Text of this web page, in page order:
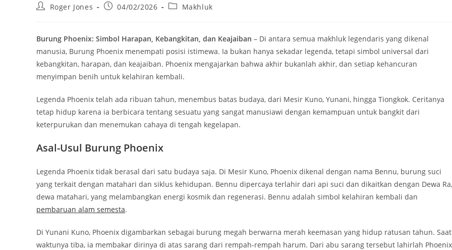
PostRoger Jones
Post04/02/2026
PostMakhluk
Burung Phoenix: Simbol Harapan, Kebangkitan, dan Keajaiban – Di antara semua makhluk legendaris yang dikenal
manusia, Burung Phoenix menempati posisi istimewa. Ia bukan hanya sekadar legenda, tetapi simbol universal dari
kebangkitan, harapan, dan keajaiban. Phoenix mengajarkan bahwa akhir bukanlah akhir, dan setiap kehancuran
menyimpan benih untuk kelahiran kembali.
Legenda Phoenix telah ada ribuan tahun, menembus batas budaya, dari Mesir Kuno, Yunani, hingga Tiongkok. Ceritanya
tetap hidup karena ia berbicara tentang sesuatu yang sangat manusiawi dengan kemampuan untuk bangkit dari
keterpurukan dan menemukan cahaya di tengah kegelapan.
Asal-Usul Burung Phoenix
Legenda Phoenix tidak berasal dari satu budaya saja. Di Mesir Kuno, Phoenix dikenal dengan nama Bennu, burung suci
yang terkait dengan matahari dan siklus kehidupan. Bennu dipercaya terlahir dari api suci dan dikaitkan dengan Dewa Ra,
dewa matahari, yang melambangkan energi kosmik dan regenerasi. Bennu adalah simbol kelahiran kembali dan
pembaruan alam semesta.
Di Yunani Kuno, Phoenix digambarkan sebagai burung megah berwarna merah keemasan yang hidup ratusan tahun. Saat
waktunya tiba, ia membakar dirinya di atas sarang dari rempah-rempah harum. Dari abu sarang tersebut lahirlah Phoenix